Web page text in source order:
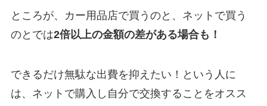
ところが、カー用品店で買うのと、ネットで買う
のとでは2倍以上の金額の差がある場合も！
できるだけ無駄な出費を抑えたい！という人に
は、ネットで購入し自分で交換することをオスス